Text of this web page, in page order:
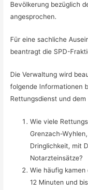
Bevölkerung bezüglich
angesprochen.
Für eine sachliche
beantragt die SPD-
Die Verwaltung wird
folgende Informationen
Rettungsdienst und
Wie viele
Grenzach-
Dringlichkeit, mit
Notarzteinsätze?
Wie häufig
12 Minuten und